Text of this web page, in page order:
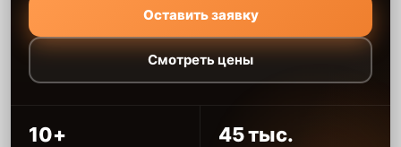
Оставить заявку
Смотреть цены
10+ 45 тыс.